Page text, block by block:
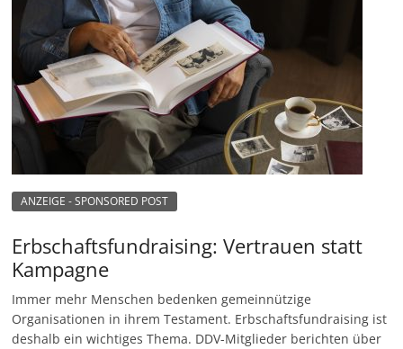
ANZEIGE - SPONSORED POST
Erbschaftsfundraising: Vertrauen statt
Kampagne
Immer mehr Menschen bedenken gemeinnützige
Organisationen in ihrem Testament. Erbschaftsfundraising ist
deshalb ein wichtiges Thema. DDV-Mitglieder berichten über